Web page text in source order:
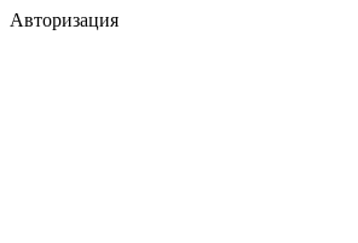
Авторизация